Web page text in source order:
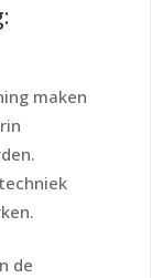
maken
de